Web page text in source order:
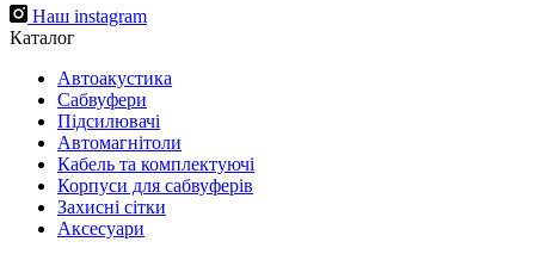
Наш instagram
Каталог
Автоакустика
Cабвуфери
Підсилювачі
Автомагнітоли
Кабель та комплектуючі
Корпуси для сабвуферів
Захисні сітки
Аксесуари